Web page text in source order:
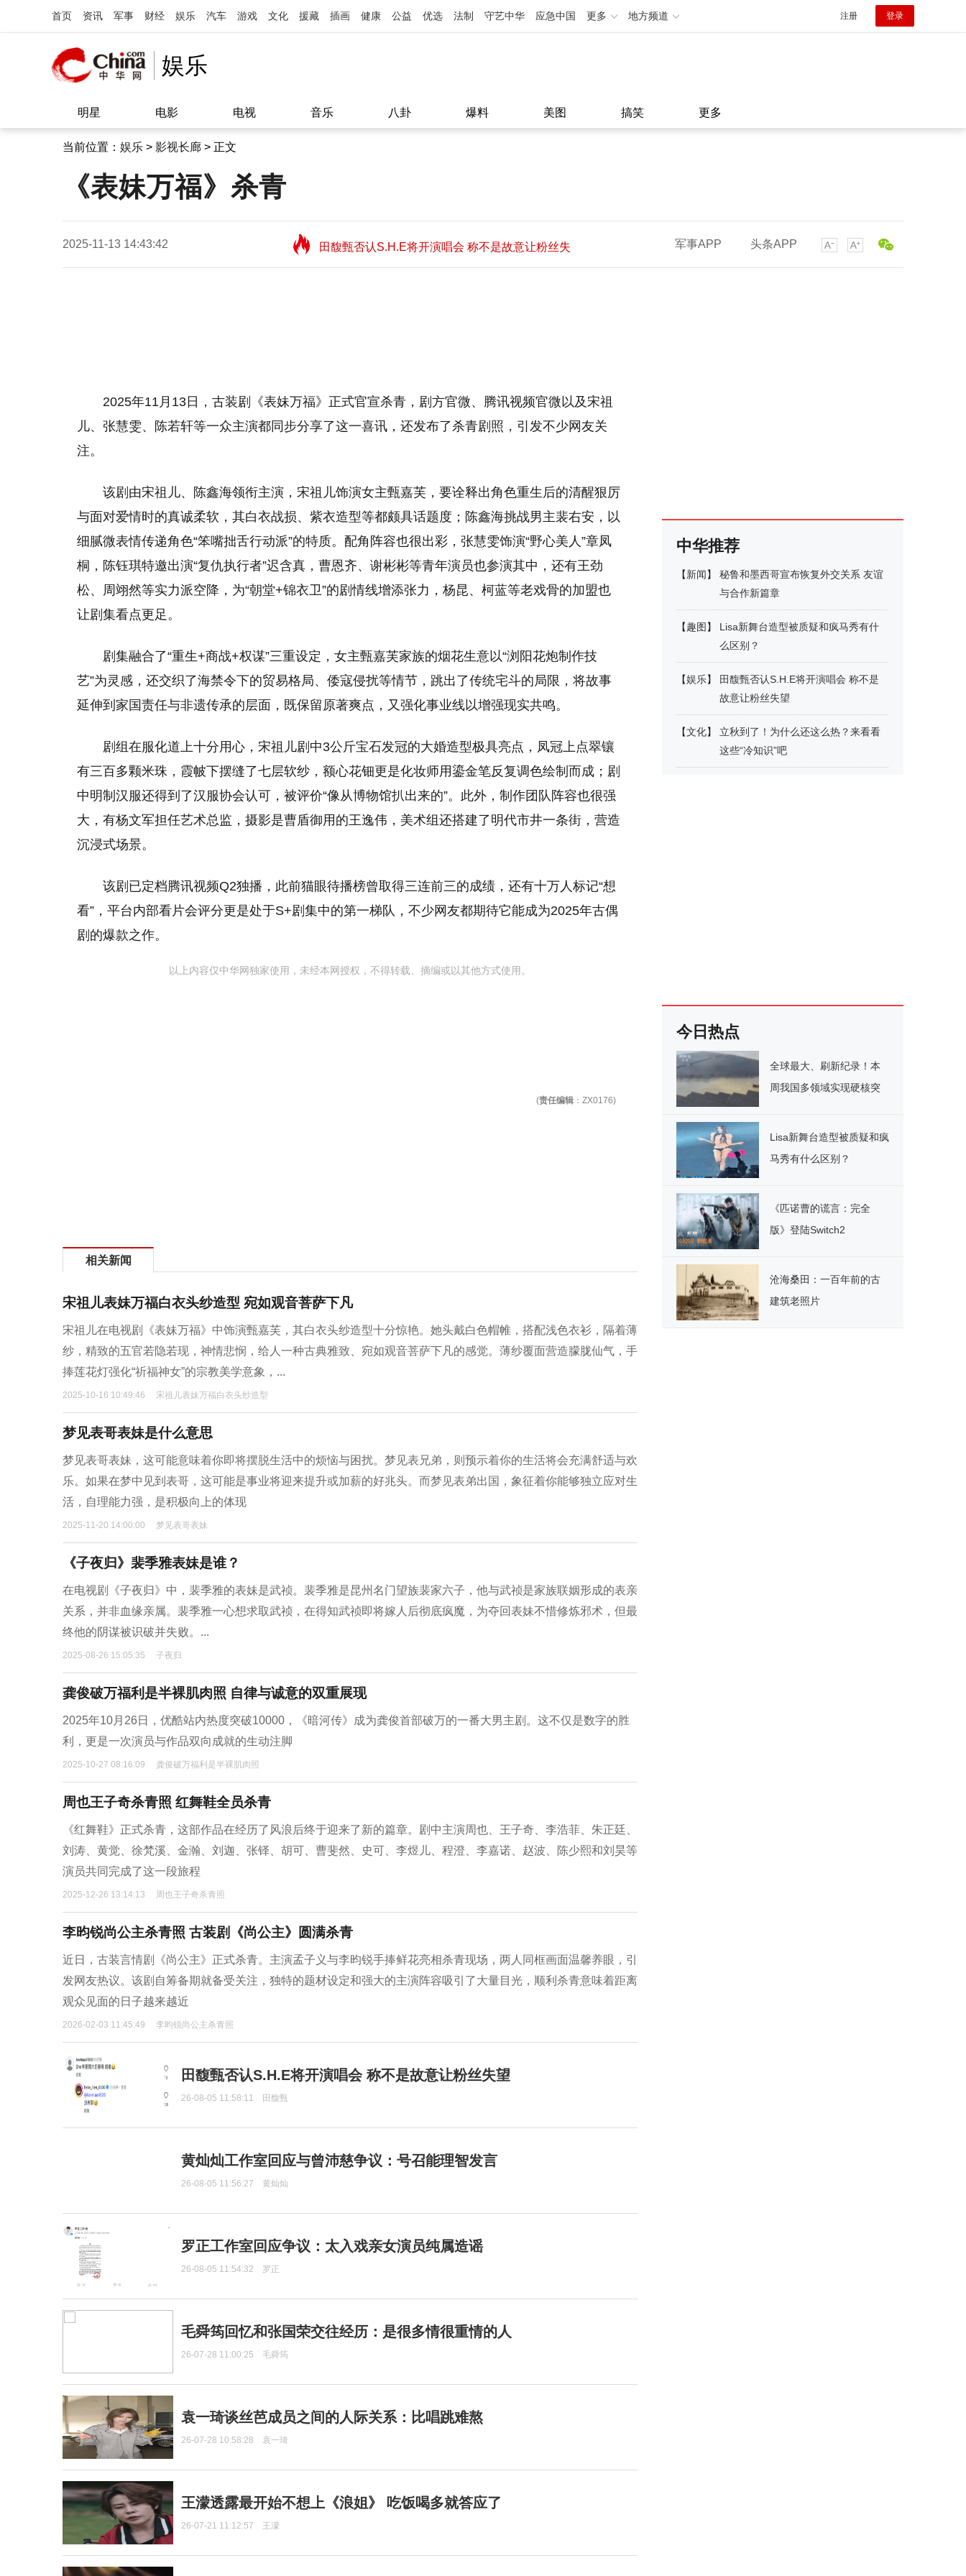
首页 资讯 军事 财经 娱乐 汽车 游戏 文化 援藏 插画 健康 公益 优选 法制 守艺中华 应急中国 更多 地方频道 注册 登录
娱乐
明星 电影 电视 音乐 八卦 爆料 美图 搞笑 更多
当前位置： 娱乐 > 影视长廊 > 正文
《表妹万福》杀青
2025-11-13 14:43:42
田馥甄否认S.H.E将开演唱会 称不是故意让粉丝失
望11:08
田馥甄否认S.H.E将开演唱会 称不是故意让粉丝失
军事APP 头条APP
2025年11月13日，古装剧《表妹万福》正式官宣杀青，剧方官微、腾讯视频官微以及宋祖
儿、张慧雯、陈若轩等一众主演都同步分享了这一喜讯，还发布了杀青剧照，引发不少网友关
注。
该剧由宋祖儿、陈鑫海领衔主演，宋祖儿饰演女主甄嘉芙，要诠释出角色重生后的清醒狠厉
与面对爱情时的真诚柔软，其白衣战损、紫衣造型等都颇具话题度；陈鑫海挑战男主裴右安，以
细腻微表情传递角色“笨嘴拙舌行动派”的特质。配角阵容也很出彩，张慧雯饰演“野心美人”章凤
桐，陈钰琪特邀出演“复仇执行者”迟含真，曹恩齐、谢彬彬等青年演员也参演其中，还有王劲
松、周翊然等实力派空降，为“朝堂+锦衣卫”的剧情线增添张力，杨昆、柯蓝等老戏骨的加盟也
让剧集看点更足。
剧集融合了“重生+商战+权谋”三重设定，女主甄嘉芙家族的烟花生意以“浏阳花炮制作技
艺”为灵感，还交织了海禁令下的贸易格局、倭寇侵扰等情节，跳出了传统宅斗的局限，将故事
延伸到家国责任与非遗传承的层面，既保留原著爽点，又强化事业线以增强现实共鸣。
剧组在服化道上十分用心，宋祖儿剧中3公斤宝石发冠的大婚造型极具亮点，凤冠上点翠镶
有三百多颗米珠，霞帔下摆缝了七层软纱，额心花钿更是化妆师用鎏金笔反复调色绘制而成；剧
中明制汉服还得到了汉服协会认可，被评价“像从博物馆扒出来的”。此外，制作团队阵容也很强
大，有杨文军担任艺术总监，摄影是曹盾御用的王逸伟，美术组还搭建了明代市井一条街，营造
沉浸式场景。
该剧已定档腾讯视频Q2独播，此前猫眼待播榜曾取得三连前三的成绩，还有十万人标记“想
看”，平台内部看片会评分更是处于S+剧集中的第一梯队，不少网友都期待它能成为2025年古偶
剧的爆款之作。
以上内容仅中华网独家使用，未经本网授权，不得转载、摘编或以其他方式使用。
(责任编辑 ：ZX0176)
相关新闻
宋祖儿表妹万福白衣头纱造型 宛如观音菩萨下凡
宋祖儿在电视剧《表妹万福》中饰演甄嘉芙，其白衣头纱造型十分惊艳。她头戴白色帽帷，搭配浅色衣衫，隔着薄
纱，精致的五官若隐若现，神情悲悯，给人一种古典雅致、宛如观音菩萨下凡的感觉。薄纱覆面营造朦胧仙气，手
捧莲花灯强化“祈福神女”的宗教美学意象，...
2025-10-16 10:49:46 宋祖儿表妹万福白衣头纱造型
梦见表哥表妹是什么意思
梦见表哥表妹，这可能意味着你即将摆脱生活中的烦恼与困扰。梦见表兄弟，则预示着你的生活将会充满舒适与欢
乐。如果在梦中见到表哥，这可能是事业将迎来提升或加薪的好兆头。而梦见表弟出国，象征着你能够独立应对生
活，自理能力强，是积极向上的体现
2025-11-20 14:00:00 梦见表哥表妹
《子夜归》裴季雅表妹是谁？
在电视剧《子夜归》中，裴季雅的表妹是武祯。裴季雅是昆州名门望族裴家六子，他与武祯是家族联姻形成的表亲
关系，并非血缘亲属。裴季雅一心想求取武祯，在得知武祯即将嫁人后彻底疯魔，为夺回表妹不惜修炼邪术，但最
终他的阴谋被识破并失败。...
2025-08-26 15:05:35 子夜归
龚俊破万福利是半裸肌肉照 自律与诚意的双重展现
2025年10月26日，优酷站内热度突破10000，《暗河传》成为龚俊首部破万的一番大男主剧。这不仅是数字的胜
利，更是一次演员与作品双向成就的生动注脚
2025-10-27 08:16:09 龚俊破万福利是半裸肌肉照
周也王子奇杀青照 红舞鞋全员杀青
《红舞鞋》正式杀青，这部作品在经历了风浪后终于迎来了新的篇章。剧中主演周也、王子奇、李浩菲、朱正廷、
刘涛、黄觉、徐梵溪、金瀚、刘迦、张铎、胡可、曹斐然、史可、李煜儿、程澄、李嘉诺、赵波、陈少熙和刘昊等
演员共同完成了这一段旅程
2025-12-26 13:14:13 周也王子奇杀青照
李昀锐尚公主杀青照 古装剧《尚公主》圆满杀青
近日，古装言情剧《尚公主》正式杀青。主演孟子义与李昀锐手捧鲜花亮相杀青现场，两人同框画面温馨养眼，引
发网友热议。该剧自筹备期就备受关注，独特的题材设定和强大的主演阵容吸引了大量目光，顺利杀青意味着距离
观众见面的日子越来越近
2026-02-03 11:45:49 李昀锐尚公主杀青照
田馥甄否认S.H.E将开演唱会 称不是故意让粉丝失望
26-08-05 11:58:11 田馥甄
黄灿灿工作室回应与曾沛慈争议：号召能理智发言
26-08-05 11:56:27 黄灿灿
罗正工作室回应争议：太入戏亲女演员纯属造谣
26-08-05 11:54:32 罗正
毛舜筠回忆和张国荣交往经历：是很多情很重情的人
26-07-28 11:00:25 毛舜筠
袁一琦谈丝芭成员之间的人际关系：比唱跳难熬
26-07-28 10:58:28 袁一琦
王濛透露最开始不想上《浪姐》 吃饭喝多就答应了
26-07-21 11:12:57 王濛
中华推荐
【新闻】
秘鲁和墨西哥宣布恢复外交关系 友谊
与合作新篇章
【趣图 】
Lisa新舞台造型被质疑和疯马秀有什
么区别？
【娱乐】
田馥甄否认S.H.E将开演唱会 称不是
故意让粉丝失望
【文化】
立秋到了！为什么还这么热？来看看
这些“冷知识”吧
今日热点
全球最大、刷新纪录！本
周我国多领域实现硬核突
Lisa新舞台造型被质疑和疯
马秀有什么区别？
《匹诺曹的谎言：完全
版》登陆Switch2
沧海桑田：一百年前的古
建筑老照片